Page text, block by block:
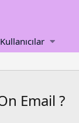
Kullanıcılar
Email ?